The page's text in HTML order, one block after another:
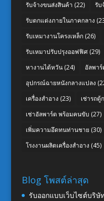
รับจ้างขนส่งสินค้า (22) รับ
รับตกแต่งภายในภาคกลาง
รับเหมางานโครงเหล็ก(26)
รับเหมาปรับปรุงออฟฟิศ(29)
หางานไต้หวัน(24) อัลพาร์
อุปกรณ์ฉายหนังกลางแปลง
เครื่องสำอาง (23) เช่ารถตู้
เช่าอัลพาร์ด พร้อมคนขับ (27)
เพิ่มความอึดทนท่านชาย (30)
โรงงานผลิตเครื่องสำอาง (45)
Blog โพสต์ล่าสุด
รับออกแบบเว็บไซต์บริษั